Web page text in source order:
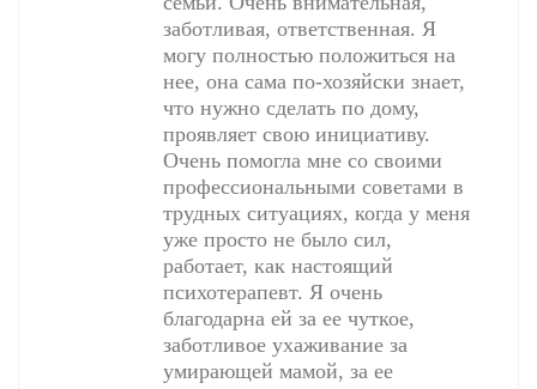
заботливая, ответственная. Я
могу полностью положиться на
нее, она сама по-хозяйски знает,
что нужно сделать по дому,
проявляет свою инициативу.
Очень помогла мне со своими
профессиональными советами в
трудных ситуациях, когда у меня
уже просто не было сил,
работает, как настоящий
психотерапевт. Я очень
благодарна ей за ее чуткое,
заботливое ухаживание за
умирающей мамой, за ее